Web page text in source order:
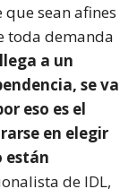
sean afines
toda demanda
a un
se va
eso es el
en elegir
están
de IDL,